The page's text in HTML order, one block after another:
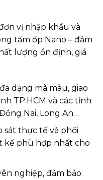
vị nhập khẩu và
tấm ốp Nano – đảm
lượng ổn định, giá
dạng mã màu, giao
TP.HCM và các tỉnh
Nai, Long An…
sát thực tế và phối
kế phù hợp nhất cho
nghiệp, đảm bảo